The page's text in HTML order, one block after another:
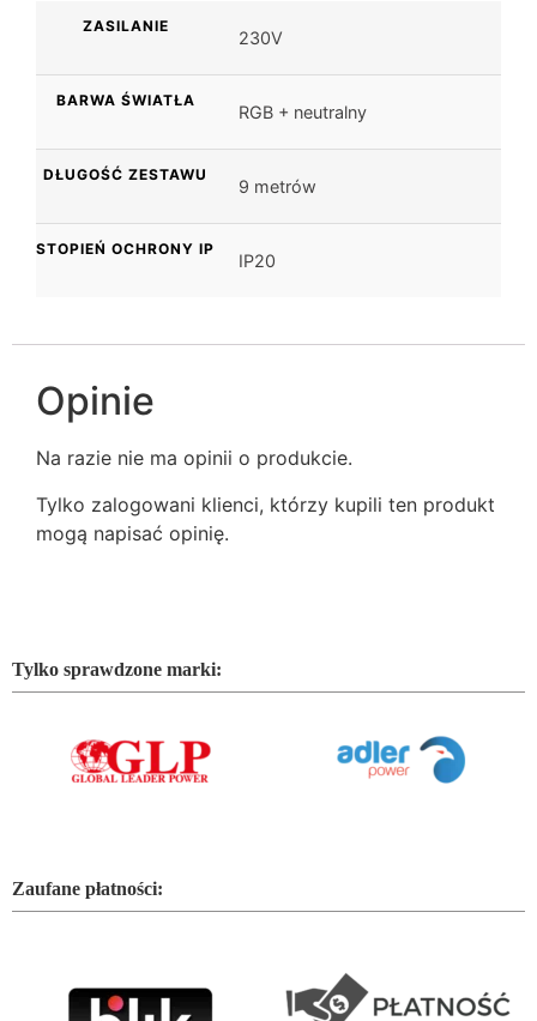
ZASILANIE
230V
BARWA ŚWIATŁA
RGB + neutralny
DŁUGOŚĆ ZESTAWU
9 metrów
STOPIEŃ OCHRONY IP
IP20
Opinie
Na razie nie ma opinii o produkcie.
Tylko zalogowani klienci, którzy kupili ten produkt
mogą napisać opinię.
Tylko sprawdzone marki:
Zaufane płatności: